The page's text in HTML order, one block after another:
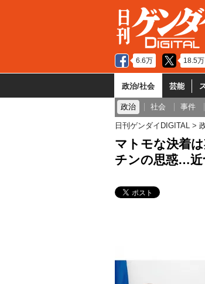
6.6万 18.5万
政治/社会 芸能
政治 社会 事件
日刊ゲンダイDIGITAL
マトモな決着
チンの思惑…近